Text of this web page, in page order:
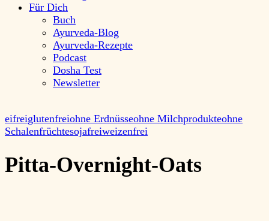
Für Dich
Buch
Ayurveda-Blog
Ayurveda-Rezepte
Podcast
Dosha Test
Newsletter
eifreiglutenfreiohne Erdnüsseohne Milchprodukteohne
Schalenfrüchtesojafreiweizenfrei
Pitta-Overnight-Oats